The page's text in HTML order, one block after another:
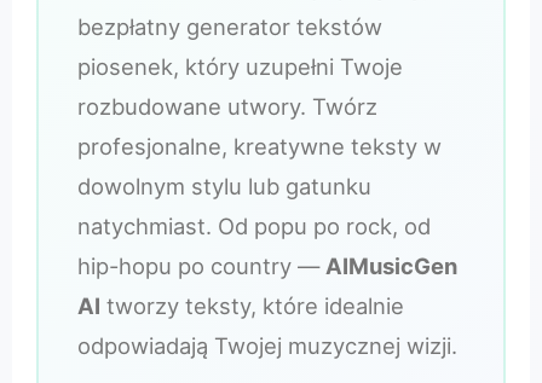
bezpłatny generator tekstów
piosenek, który uzupełni Twoje
rozbudowane utwory. Twórz
profesjonalne, kreatywne teksty w
dowolnym stylu lub gatunku
natychmiast. Od popu po rock, od
hip-hopu po country — AIMusicGen
AI tworzy teksty, które idealnie
odpowiadają Twojej muzycznej wizji.